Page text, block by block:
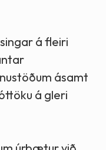
á fleiri
ásamt
á gleri